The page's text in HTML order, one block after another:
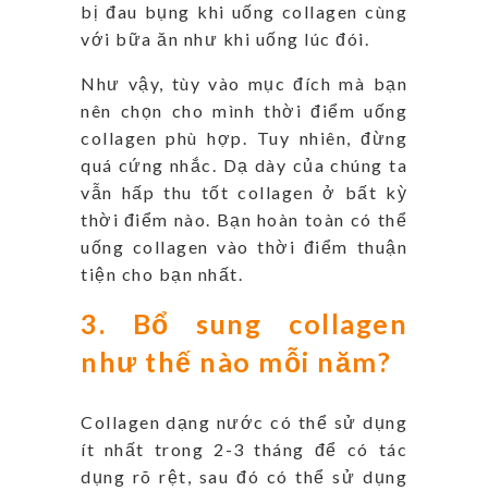
bị đau bụng khi uống collagen cùng
với bữa ăn như khi uống lúc đói.
Như vậy, tùy vào mục đích mà bạn
nên chọn cho mình thời điểm uống
collagen phù hợp. Tuy nhiên, đừng
quá cứng nhắc. Dạ dày của chúng ta
vẫn hấp thu tốt collagen ở bất kỳ
thời điểm nào. Bạn hoàn toàn có thể
uống collagen vào thời điểm thuận
tiện cho bạn nhất.
3. Bổ sung collagen
như thế nào mỗi năm?
Collagen dạng nước có thể sử dụng
ít nhất trong 2-3 tháng để có tác
dụng rõ rệt, sau đó có thể sử dụng